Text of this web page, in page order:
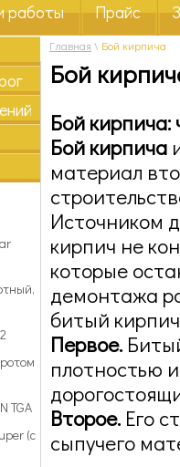
работы Прайс
Главная \ Бой кирпича
TGA
(с
Бой
Бой
Бой кирпича
материал
Источником
кирпич не
которые
демонтажа
битый
Первое.
плотностью
Второе. Его
сыпучего